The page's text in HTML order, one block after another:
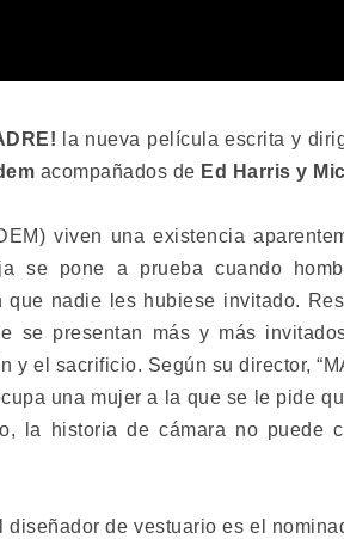
la nueva película escrita y
acompañados de Ed Harris y
viven una existencia
se pone a prueba cuando
nadie les hubiese invitado.
se presentan más y más
y el sacrificio. Según su director,
una mujer a la que se le pide
la historia de cámara no puede
de vestuario es el